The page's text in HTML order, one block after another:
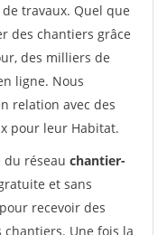
travaux. Quel que
des chantiers grâce
des milliers de
ligne. Nous
relation avec des
pour leur Habitat.
du réseau chantier-
et sans
recevoir des
Une fois la